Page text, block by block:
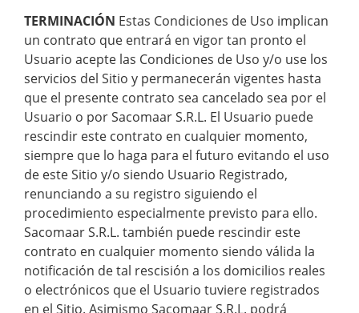
TERMINACIÓN Estas Condiciones de Uso implican
un contrato que entrará en vigor tan pronto el
Usuario acepte las Condiciones de Uso y/o use los
servicios del Sitio y permanecerán vigentes hasta
que el presente contrato sea cancelado sea por el
Usuario o por Sacomaar S.R.L. El Usuario puede
rescindir este contrato en cualquier momento,
siempre que lo haga para el futuro evitando el uso
de este Sitio y/o siendo Usuario Registrado,
renunciando a su registro siguiendo el
procedimiento especialmente previsto para ello.
Sacomaar S.R.L. también puede rescindir este
contrato en cualquier momento siendo válida la
notificación de tal rescisión a los domicilios reales
o electrónicos que el Usuario tuviere registrados
en el Sitio. Asimismo Sacomaar S.R.L. podrá